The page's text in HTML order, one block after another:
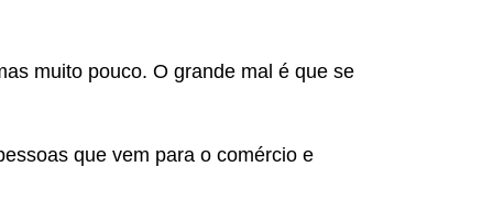
muito pouco. O grande mal é que se
que vem para o comércio e